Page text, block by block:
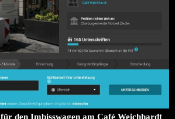
den Imbisswagen am Café Weichhardt